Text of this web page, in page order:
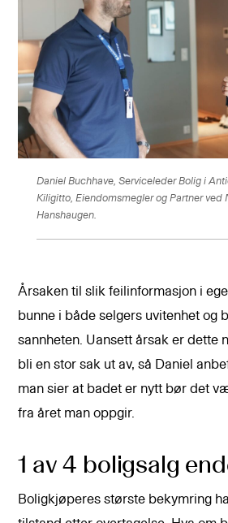
Daniel Buchhave, Serviceleder Bolig i
Kiligitto, Eiendomsmegler og Partner ved
Hanshaugen.
Årsaken til slik feilinformasjon i
bunne i både selgers uvitenhet og
sannheten. Uansett årsak er dette
bli en stor sak ut av, så Daniel
man sier at badet er nytt bør det
fra året man oppgir.
1 av 4 boligsalg
Boligkjøperes største bekymring